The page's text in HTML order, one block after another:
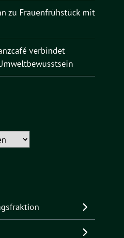
zu Frauenfrühstück mit
verbindet